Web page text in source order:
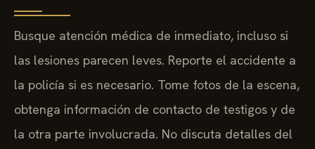
Busque atención médica de inmediato, incluso si
las lesiones parecen leves. Reporte el accidente a
la policía si es necesario. Tome fotos de la escena,
obtenga información de contacto de testigos y de
la otra parte involucrada. No discuta detalles del